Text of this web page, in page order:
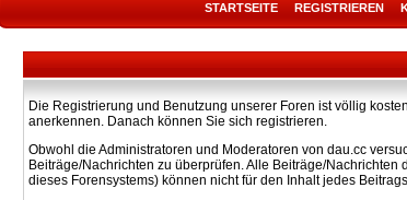
STARTSEITE REGISTRIEREN
Die Registrierung und Benutzung unserer Foren ist völlig
anerkennen. Danach können Sie sich registrieren.
Obwohl die Administratoren und Moderatoren von dau.cc
Beiträge/Nachrichten zu überprüfen. Alle Beiträge/
dieses Forensystems) können nicht für den Inhalt jedes